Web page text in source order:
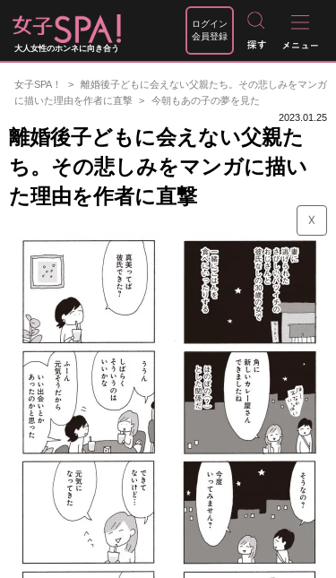
大人女性のホンネに向き合う
ログイン
会員登録
女子SPA！
離婚後子どもに会えない父親たち。その悲しみをマンガ
に描いた理由を作者に直撃
今朝もあの子の夢を見た
2023.01.25
離婚後子どもに会えない父親た
ち。その悲しみをマンガに描い
た理由を作者に直撃
☓